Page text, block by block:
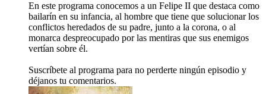
En este programa conocemos a un Felipe II que destaca como
bailarín en su infancia, al hombre que tiene que solucionar los
conflictos heredados de su padre, junto a la corona, o al
monarca despreocupado por las mentiras que sus enemigos
vertían sobre él.
Suscríbete al programa para no perderte ningún episodio y
déjanos tu comentarios.